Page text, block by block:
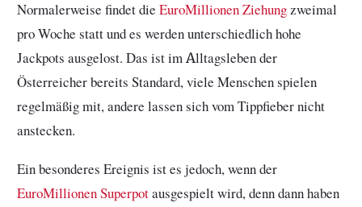
Normalerweise findet die EuroMillionen Ziehungzweimal
pro Woche statt und es werden unterschiedlich hohe
Jackpots ausgelost. Das ist im Alltagsleben der
Österreicher bereits Standard, viele Menschen spielen
regelmäßig mit, andere lassen sich vom Tippfieber nicht
anstecken.
Ein besonderes Ereignis ist es jedoch, wenn der
EuroMillionen Superpotausgespielt wird, denn dann haben